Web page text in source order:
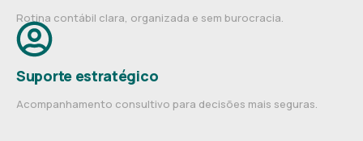
Rotina contábil clara, organizada e sem burocracia.
Suporte estratégico
Acompanhamento consultivo para decisões mais seguras.